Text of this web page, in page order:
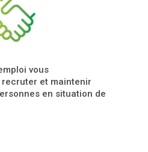
vous
et maintenir
en situation de